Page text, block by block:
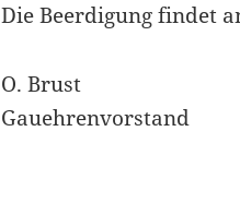
Die Beerdigung findet
O. Brust
Gauehrenvorstand